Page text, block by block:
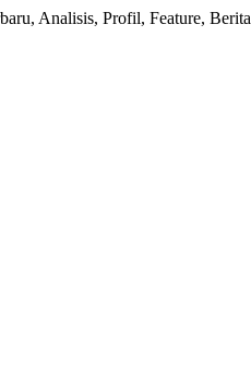
Analisis, Profil, Feature,